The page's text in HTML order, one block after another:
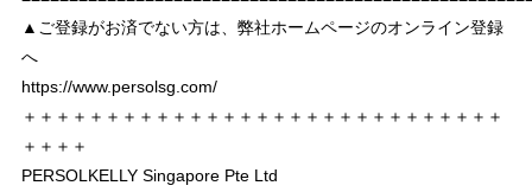
▲ご登録がお済でない方は、弊社ホームページのオンライン登録
へ
https://www.persolsg.com/
＋＋＋＋＋＋＋＋＋＋＋＋＋＋＋＋＋＋＋＋＋＋＋＋＋＋＋＋＋
＋＋＋＋
PERSOLKELLY Singapore Pte Ltd